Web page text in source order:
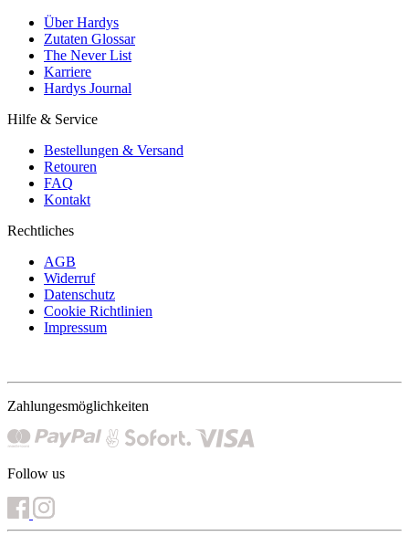
Über Hardys
Zutaten Glossar
The Never List
Karriere
Hardys Journal
Hilfe & Service
Bestellungen & Versand
Retouren
FAQ
Kontakt
Rechtliches
AGB
Widerruf
Datenschutz
Cookie Richtlinien
Impressum
Zahlungesmöglichkeiten
Follow us